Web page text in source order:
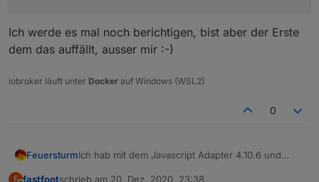
Ich werde es mal noch berichtigen, bist aber der Erste
dem das auffällt, ausser mir :-)
iobroker läuft unter Docker auf Windows (WSL2)
0
FeuersturmIch hab mit dem Javascript Adapter 4.10.6 und
F fastfootschrieb am 20. Dez. 2020, 23:38